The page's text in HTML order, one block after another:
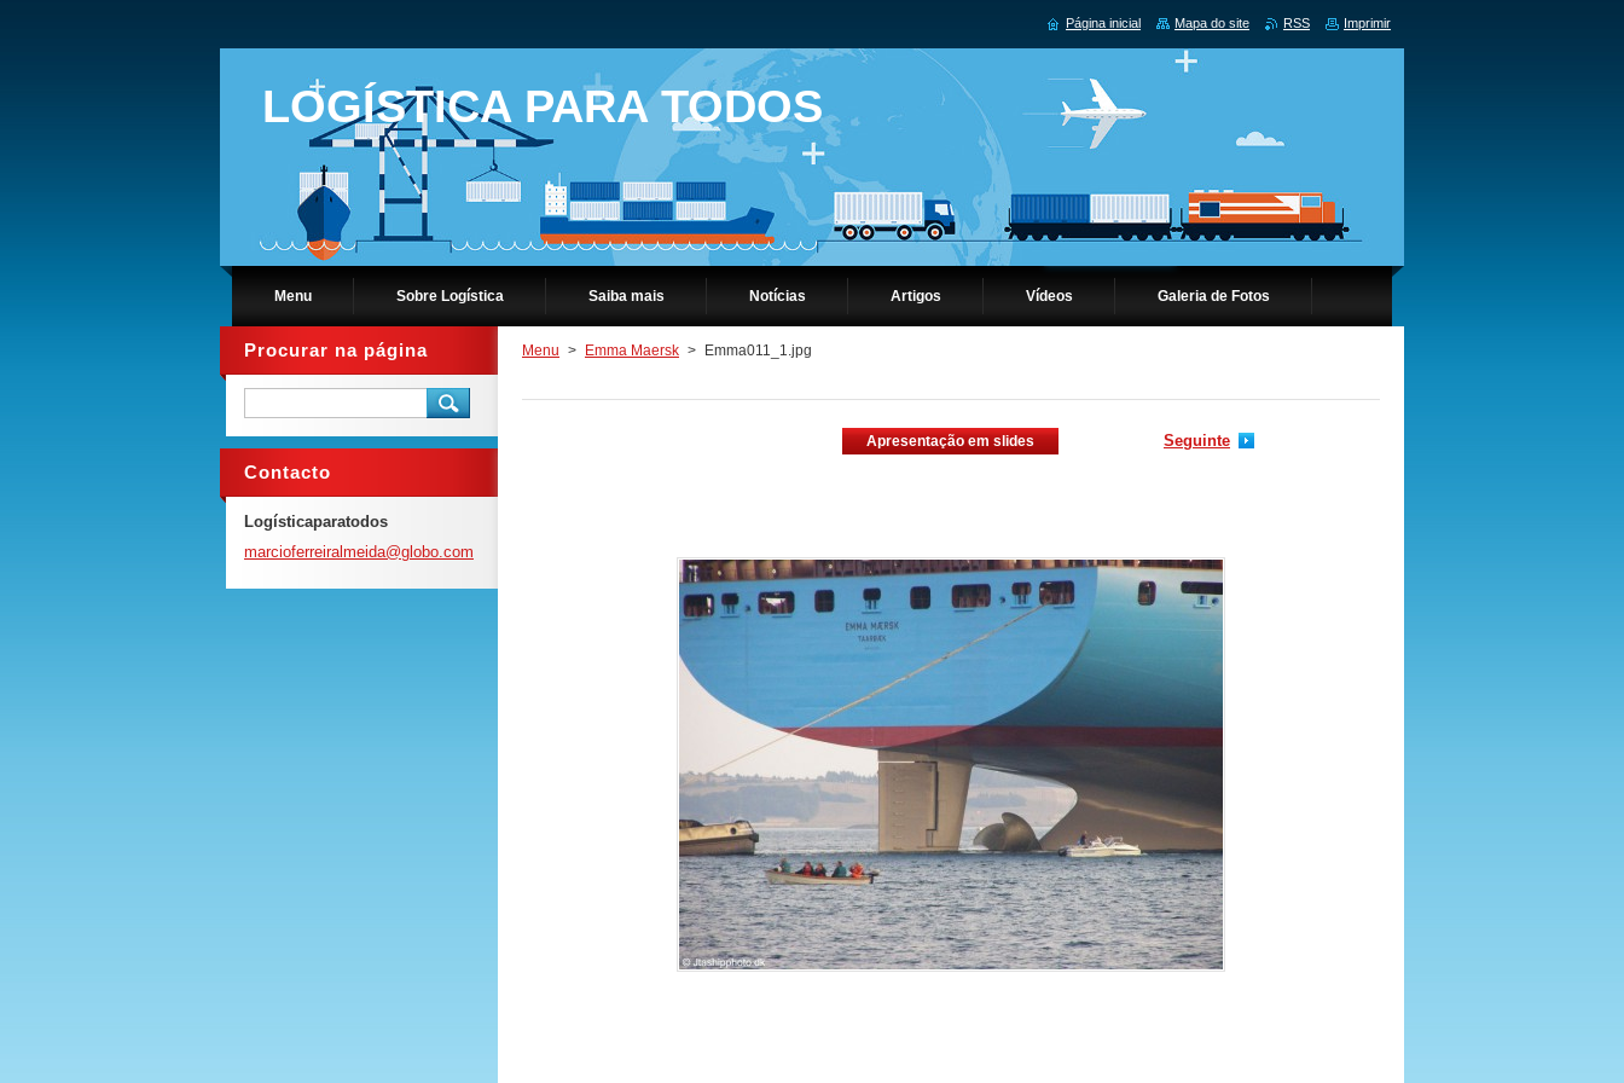
LOGÍSTICA PARA TODOS
Menu Sobre Logística Saiba mais Notícias Artigos Vídeos Galeria de Fotos
Menu > Emma Maersk > Emma011_1.jpg
Apresentação em slides Seguinte
Procurar na página
Contacto
Logísticaparatodos
marcioferreiralmeida@globo.com
Página inicial Mapa do site RSS Imprimir